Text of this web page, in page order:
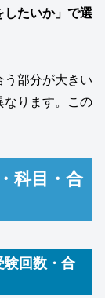
したいか」で選
う部分が大きい
なります。この
科目・合
験回数・合